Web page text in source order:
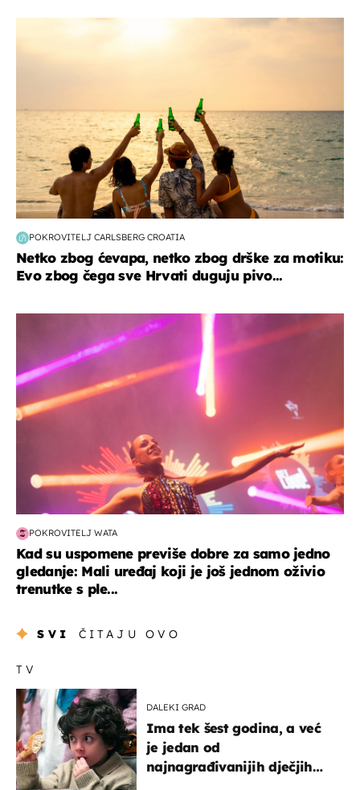
POKROVITELJ CARLSBERG CROATIA
Netko zbog ćevapa, netko zbog drške za motiku:
Evo zbog čega sve Hrvati duguju pivo...
POKROVITELJ WATA
Kad su uspomene previše dobre za samo jedno
gledanje: Mali uređaj koji je još jednom oživio
trenutke s ple...
SVI ČITAJU OVO
TV
DALEKI GRAD
Ima tek šest godina, a već
je jedan od
najnagrađivanijih dječjih